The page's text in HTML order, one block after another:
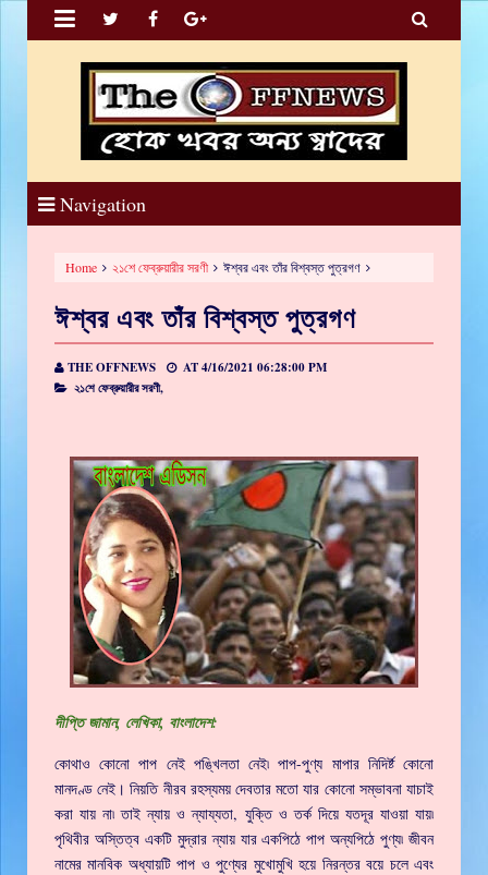
 
Navigation
Home ২১শে ফেব্রুয়ারীর সরণী ঈশ্বর এবং তাঁর বিশ্বস্ত পুত্রগণ
ঈশ্বর এবং তাঁর বিশ্বস্ত পুত্রগণ
THE OFFNEWS AT4/16/2021 06:28:00 PM
২১শে ফেব্রুয়ারীর সরণী,
দীপ্তি জামান, লেখিকা, বাংলাদেশ:
কোথাও কোনো পাপ নেই পঙ্খিলতা নেই৷ পাপ-পুণ্য মাপার নিদির্ষ্ট কোনো
মানদণ্ড নেই। নিয়তি নীরব রহস্যময় দেবতার মতো যার কোনো সম্ভাবনা যাচাই
করা যায় না৷ তাই ন্যায় ও ন্যায্যতা, যুক্তি ও তর্ক দিয়ে যতদূর যাওয়া যায়৷
পৃথিবীর অস্তিত্ব একটি মুদ্রার ন্যায় যার একপিঠে পাপ অন্যপিঠে পুণ্য৷ জীবন
নামের মানবিক অধ্যায়টি পাপ ও পুণ্যের মুখোমুখি হয়ে নিরন্তর বয়ে চলে এবং